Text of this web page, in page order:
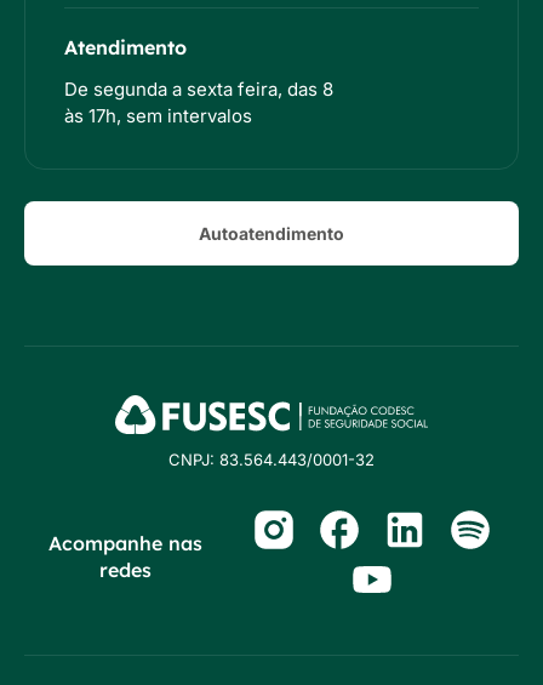
Atendimento
De segunda a sexta feira, das 8
às 17h, sem intervalos
Autoatendimento
CNPJ: 83.564.443/0001-32
Acompanhe nas
redes